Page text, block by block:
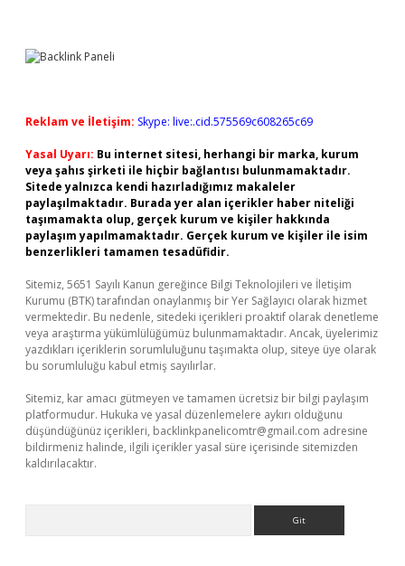
Reklam ve İletişim: Skype: live:.cid.575569c608265c69
Yasal Uyarı: Bu internet sitesi, herhangi bir marka, kurum
veya şahıs şirketi ile hiçbir bağlantısı bulunmamaktadır.
Sitede yalnızca kendi hazırladığımız makaleler
paylaşılmaktadır. Burada yer alan içerikler haber niteliği
taşımamakta olup, gerçek kurum ve kişiler hakkında
paylaşım yapılmamaktadır. Gerçek kurum ve kişiler ile isim
benzerlikleri tamamen tesadüfidir.
Sitemiz, 5651 Sayılı Kanun gereğince Bilgi Teknolojileri ve İletişim
Kurumu (BTK) tarafından onaylanmış bir Yer Sağlayıcı olarak hizmet
vermektedir. Bu nedenle, sitedeki içerikleri proaktif olarak denetleme
veya araştırma yükümlülüğümüz bulunmamaktadır. Ancak, üyelerimiz
yazdıkları içeriklerin sorumluluğunu taşımakta olup, siteye üye olarak
bu sorumluluğu kabul etmiş sayılırlar.
Sitemiz, kar amacı gütmeyen ve tamamen ücretsiz bir bilgi paylaşım
platformudur. Hukuka ve yasal düzenlemelere aykırı olduğunu
düşündüğünüz içerikleri, backlinkpanelicomtr@gmail.com adresine
bildirmeniz halinde, ilgili içerikler yasal süre içerisinde sitemizden
kaldırılacaktır.